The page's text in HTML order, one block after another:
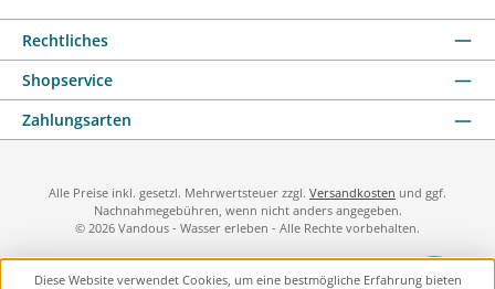
Rechtliches
Shopservice
Zahlungsarten
Alle Preise inkl. gesetzl. Mehrwertsteuer zzgl. Versandkosten und ggf.
Nachnahmegebühren, wenn nicht anders angegeben.
© 2026 Vandous - Wasser erleben - Alle Rechte vorbehalten.
Diese Website verwendet Cookies, um eine bestmögliche Erfahrung bieten